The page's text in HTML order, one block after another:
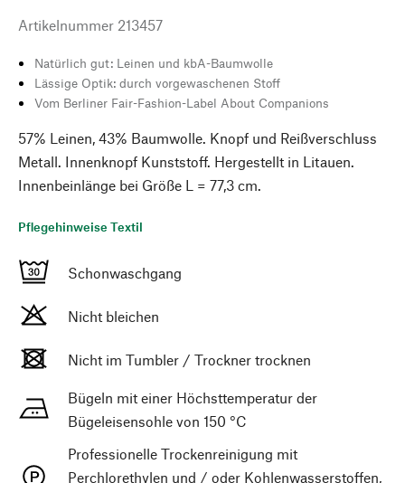
Artikelnummer 213457
Natürlich gut: Leinen und kbA-Baumwolle
Lässige Optik: durch vorgewaschenen Stoff
Vom Berliner Fair-Fashion-Label About Companions
57% Leinen, 43% Baumwolle. Knopf und Reißverschluss
Metall. Innenknopf Kunststoff. Hergestellt in Litauen.
Innenbeinlänge bei Größe L = 77,3 cm.
Pflegehinweise Textil
Schonwaschgang
Nicht bleichen
Nicht im Tumbler / Trockner trocknen
Bügeln mit einer Höchsttemperatur der
Bügeleisensohle von 150 °C
Professionelle Trockenreinigung mit
Perchlorethylen und / oder Kohlenwasserstoffen,